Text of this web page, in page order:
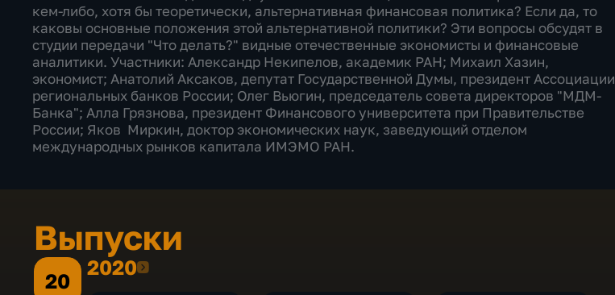
кем-либо, хотя бы теоретически, альтернативная финансовая политика? Если да, то
каковы основные положения этой альтернативной политики? Эти вопросы обсудят в
студии передачи "Что делать?" видные отечественные экономисты и финансовые
аналитики. Участники: Александр Некипелов, академик РАН; Михаил Хазин,
экономист; Анатолий Аксаков, депутат Государственной Думы, президент Ассоциации
региональных банков России; Олег Вьюгин, председатель совета директоров "МДМ-
Банка"; Алла Грязнова, президент Финансового университета при Правительстве
России; Яков Миркин, доктор экономических наук, заведующий отделом
международных рынков капитала ИМЭМО РАН.
Выпуски
20
20202020